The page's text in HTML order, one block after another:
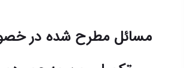
مسائل مطرح شده در